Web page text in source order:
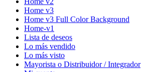
Home v3
Home v3 Full Color Background
Home-v1
Lista de deseos
Lo más vendido
Lo más visto
Mayorista o Distribuidor / Integrador